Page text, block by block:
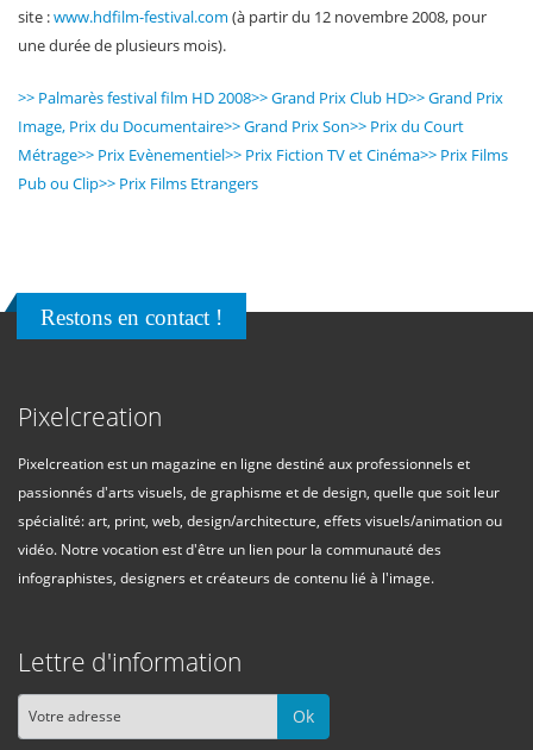
site :www.hdfilm-festival.com (à partir du 12 novembre 2008, pour
une durée de plusieurs mois).
>> Palmarès festival film HD 2008>> Grand Prix Club HD>> Grand Prix
Image, Prix du Documentaire>> Grand Prix Son>> Prix du Court
Métrage>> Prix Evènementiel>> Prix Fiction TV et Cinéma>> Prix Films
Pub ou Clip>> Prix Films Etrangers
Restons en contact !
Pixelcreation
Pixelcreation est un magazine en ligne destiné aux professionnels et
passionnés d'arts visuels, de graphisme et de design, quelle que soit leur
spécialité: art, print, web, design/architecture, effets visuels/animation ou
vidéo. Notre vocation est d'être un lien pour la communauté des
infographistes, designers et créateurs de contenu lié à l'image.
Lettre d'information
Ok